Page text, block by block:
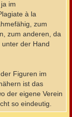
im
à la
zum
zum anderen, da
der Hand
Figuren im
ist das
der eigene Verein
so eindeutig.